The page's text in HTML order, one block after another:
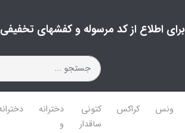
برای اطلاع از کد مرسوله و کفشهای
ونس کراکس
کتونی
ساقدار
دخترانه
و